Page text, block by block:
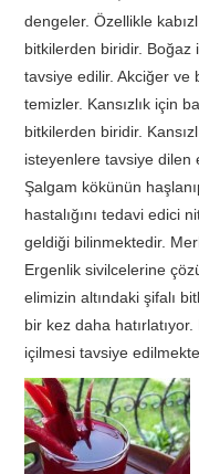
dengeler. Özellikle
bitkilerden biridir. Boğaz
tavsiye edilir. Akciğer ve
temizler. Kansızlık için
bitkilerden biridir.
isteyenlere tavsiye dilen
Şalgam kökünün
hastalığını tedavi edici
geldiği bilinmektedir.
Ergenlik sivilcelerine
elimizin altındaki şifalı
bir kez daha
içilmesi tavsiye